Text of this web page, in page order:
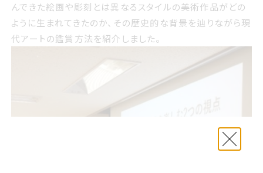
んできた絵画や彫刻とは異なるスタイルの美術作品がどの
ように生まれてきたのか、その歴史的な背景を辿りながら現
代アートの鑑賞方法を紹介しました。